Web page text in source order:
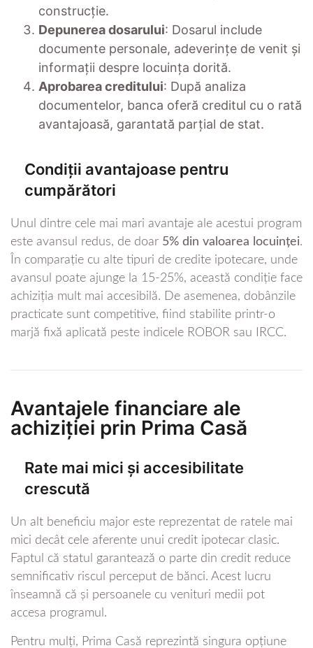
construcție.
Depunerea dosarului: Dosarul include
documente personale, adeverințe de venit și
informații despre locuința dorită.
Aprobarea creditului: După analiza
documentelor, banca oferă creditul cu o rată
avantajoasă, garantată parțial de stat.
Condiții avantajoase pentru
cumpărători
Unul dintre cele mai mari avantaje ale acestui program
este avansul redus, de doar 5% din valoarea locuinței.
În comparație cu alte tipuri de credite ipotecare, unde
avansul poate ajunge la 15-25%, această condiție face
achiziția mult mai accesibilă. De asemenea, dobânzile
practicate sunt competitive, fiind stabilite printr-o
marjă fixă aplicată peste indicele ROBOR sau IRCC.
Avantajele financiare ale
achiziției prin Prima Casă
Rate mai mici și accesibilitate
crescută
Un alt beneficiu major este reprezentat de ratele mai
mici decât cele aferente unui credit ipotecar clasic.
Faptul că statul garantează o parte din credit reduce
semnificativ riscul perceput de bănci. Acest lucru
înseamnă că și persoanele cu venituri medii pot
accesa programul.
Pentru mulți, Prima Casă reprezintă singura opțiune